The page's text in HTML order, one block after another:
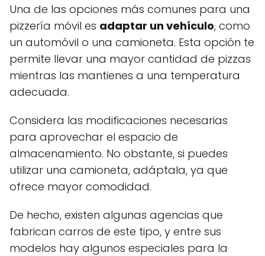
Una de las opciones más comunes para una
pizzería móvil es adaptar un vehículo, como
un automóvil o una camioneta. Esta opción te
permite llevar una mayor cantidad de pizzas
mientras las mantienes a una temperatura
adecuada.
Considera las modificaciones necesarias
para aprovechar el espacio de
almacenamiento. No obstante, si puedes
utilizar una camioneta, adáptala, ya que
ofrece mayor comodidad.
De hecho, existen algunas agencias que
fabrican carros de este tipo, y entre sus
modelos hay algunos especiales para la